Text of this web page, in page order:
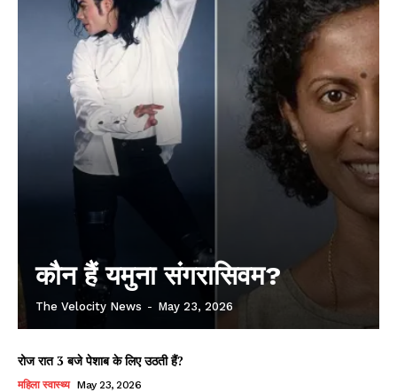
कौन हैं यमुना संगरासिवम?
The Velocity News - May 23, 2026
रोज रात 3 बजे पेशाब के लिए उठती हैं?
महिला स्वास्थ्य May 23, 2026